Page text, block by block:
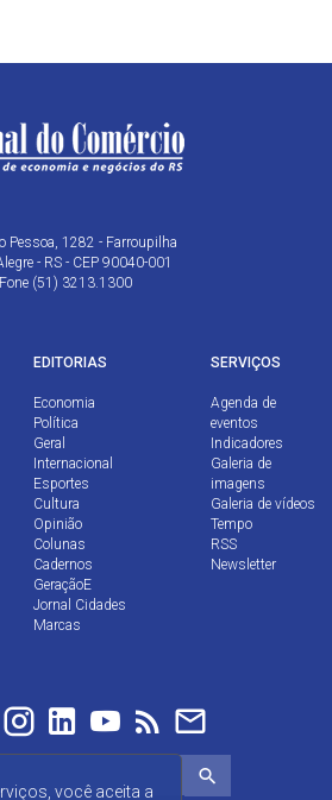
você aceita a
Pessoa, 1282 - Farroupilha
- RS - CEP 90040-001
Fone (51) 3213.1300
EDITORIAS
Economia
Política
Geral
Internacional
Esportes
Cultura
Opinião
Colunas
Cadernos
GeraçãoE
Jornal Cidades
Marcas
SERVIÇOS
Agenda de
eventos
Indicadores
Galeria de
imagens
Galeria de vídeos
Tempo
RSS
Newsletter